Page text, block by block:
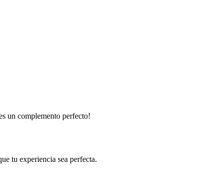
un complemento perfecto!
tu experiencia sea perfecta.